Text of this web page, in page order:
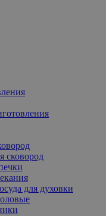
сковород
для духовки